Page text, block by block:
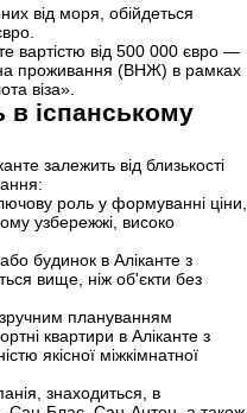
від моря, обійдеться
вартістю від 500 000 євро —
проживання (ВНЖ) в рамках
віза».
в іспанському
залежить від близькості
роль у формуванні ціни,
узбережжі, високо
будинок в Аліканте з
вище, ніж об'єкти без
плануванням
квартири в Аліканте з
якісної міжкімнатної
знаходиться, в